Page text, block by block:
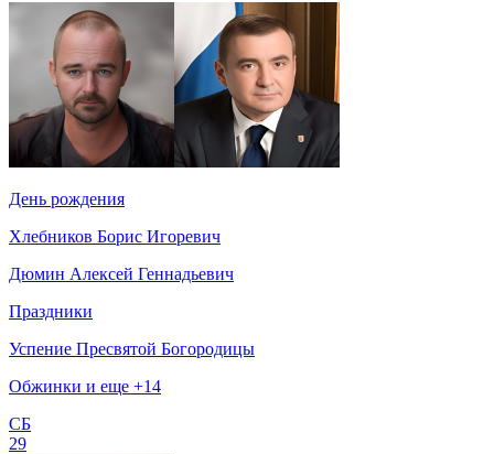
День рождения
Хлебников Борис Игоревич
Дюмин Алексей Геннадьевич
Праздники
Успение Пресвятой Богородицы
Обжинки и еще +14
СБ
29